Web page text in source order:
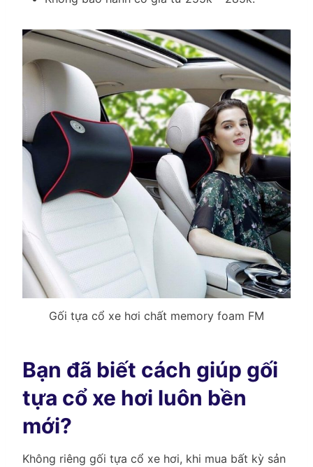
Gối tựa cổ xe hơi chất memory foam FM
Bạn đã biết cách giúp gối
tựa cổ xe hơi luôn bền
mới?
Không riêng gối tựa cổ xe hơi, khi mua bất kỳ sản